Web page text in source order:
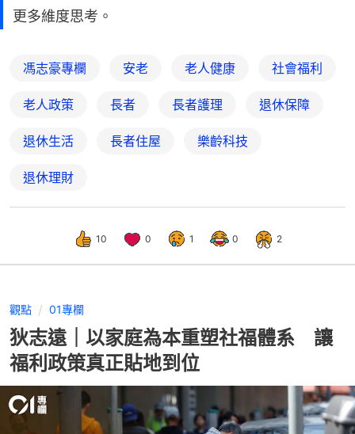
更多維度思考。
馮志豪專欄 安老 老人健康 社會福利
老人政策 長者 長者護理 退休保障
退休生活 長者住屋 樂齡科技
退休理財
10 0 1 0 2
觀點 01專欄
狄志遠｜以家庭為本重塑社福體系 讓
福利政策真正貼地到位